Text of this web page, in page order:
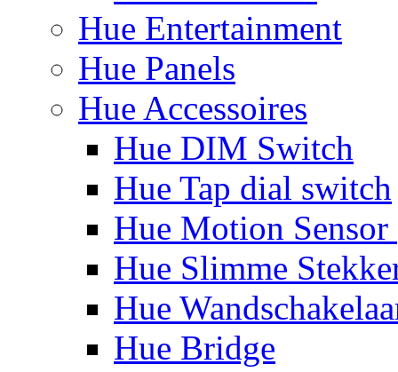
Hue Entertainment
Hue Panels
Hue Accessoires
Hue DIM Switch
Hue Tap dial switch
Hue Motion Sensor
Hue Slimme
Hue
Hue Bridge